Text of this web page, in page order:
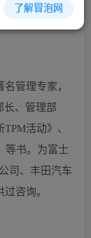
管理专家，
长、管理部
活动》、
等书。为富士
司、丰田汽车
咨询。
了解冒泡网